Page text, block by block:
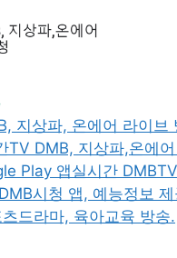
지상파, 온에어 라이브
TV DMB, 지상파,온에
Play 앱실시간
시청 앱, 예능정보
드라마, 육아교육 방송.